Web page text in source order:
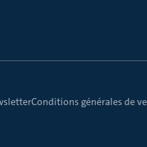
Conditions générales de